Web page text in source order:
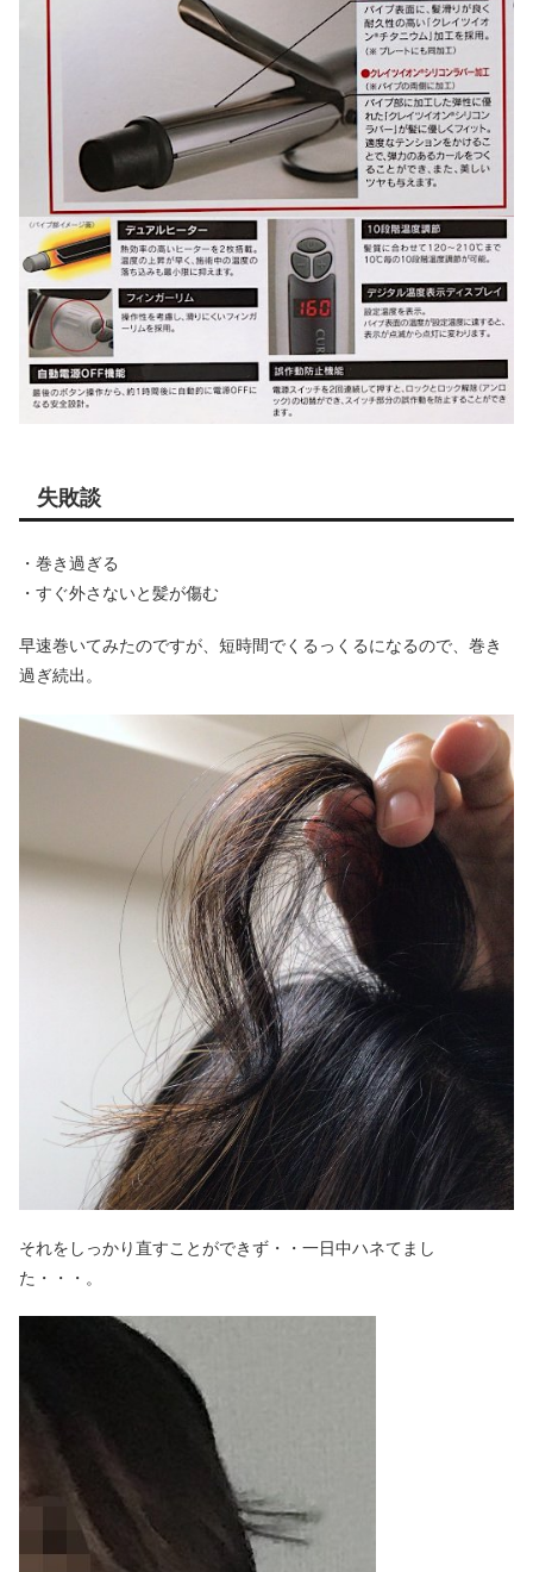
失敗談
・巻き過ぎる
・すぐ外さないと髪が傷む
早速巻いてみたのですが、短時間でくるっくるになるので、巻き
過ぎ続出。
それをしっかり直すことができず・・一日中ハネてまし
た・・・。